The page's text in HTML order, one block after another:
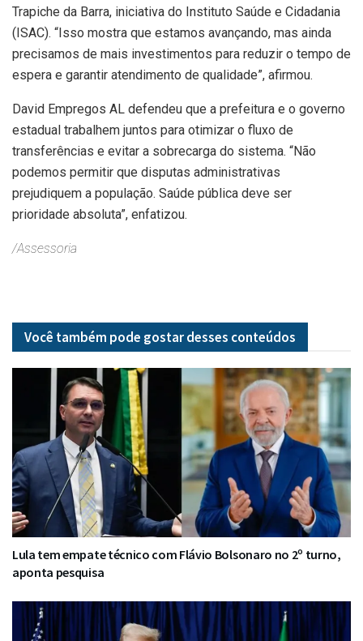
Trapiche da Barra, iniciativa do Instituto Saúde e Cidadania
(ISAC). “Isso mostra que estamos avançando, mas ainda
precisamos de mais investimentos para reduzir o tempo de
espera e garantir atendimento de qualidade”, afirmou.
David Empregos AL defendeu que a prefeitura e o governo
estadual trabalhem juntos para otimizar o fluxo de
transferências e evitar a sobrecarga do sistema. “Não
podemos permitir que disputas administrativas
prejudiquem a população. Saúde pública deve ser
prioridade absoluta”, enfatizou.
/Assessoria
Você também pode gostar desses conteúdos
Lula tem empate técnico com Flávio Bolsonaro no 2º turno,
aponta pesquisa